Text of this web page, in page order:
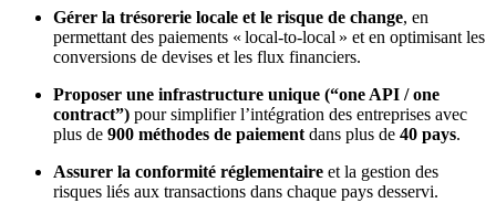
Gérer la trésorerie locale et le risque de change, en
permettant des paiements « local-to-local » et en optimisant les
conversions de devises et les flux financiers.
Proposer une infrastructure unique (“one API / one
contract”) pour simplifier l’intégration des entreprises avec
plus de 900 méthodes de paiement dans plus de 40 pays.
Assurer la conformité réglementaire et la gestion des
risques liés aux transactions dans chaque pays desservi.